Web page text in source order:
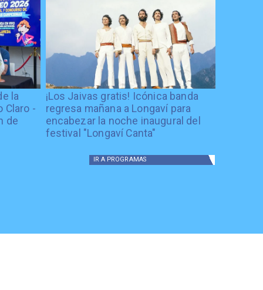
la
Claro -
de
¡Los Jaivas gratis! Icónica banda
regresa mañana a Longaví para
encabezar la noche inaugural del
festival "Longaví Canta"
IR A PROGRAMAS